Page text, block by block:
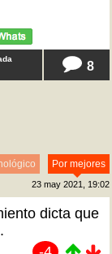
8
Por mejores
23 may 2021, 19:02
dicta que